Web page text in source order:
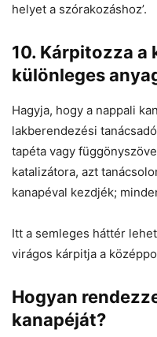
helyet a szórakozáshoz’.
10. Kárpitozza a
különleges
Hagyja, hogy a nappali
lakberendezési
tapéta vagy
katalizátora, azt
kanapéval kezdjék;
Itt a semleges háttér
virágos kárpitja a
Hogyan
kanapéját?